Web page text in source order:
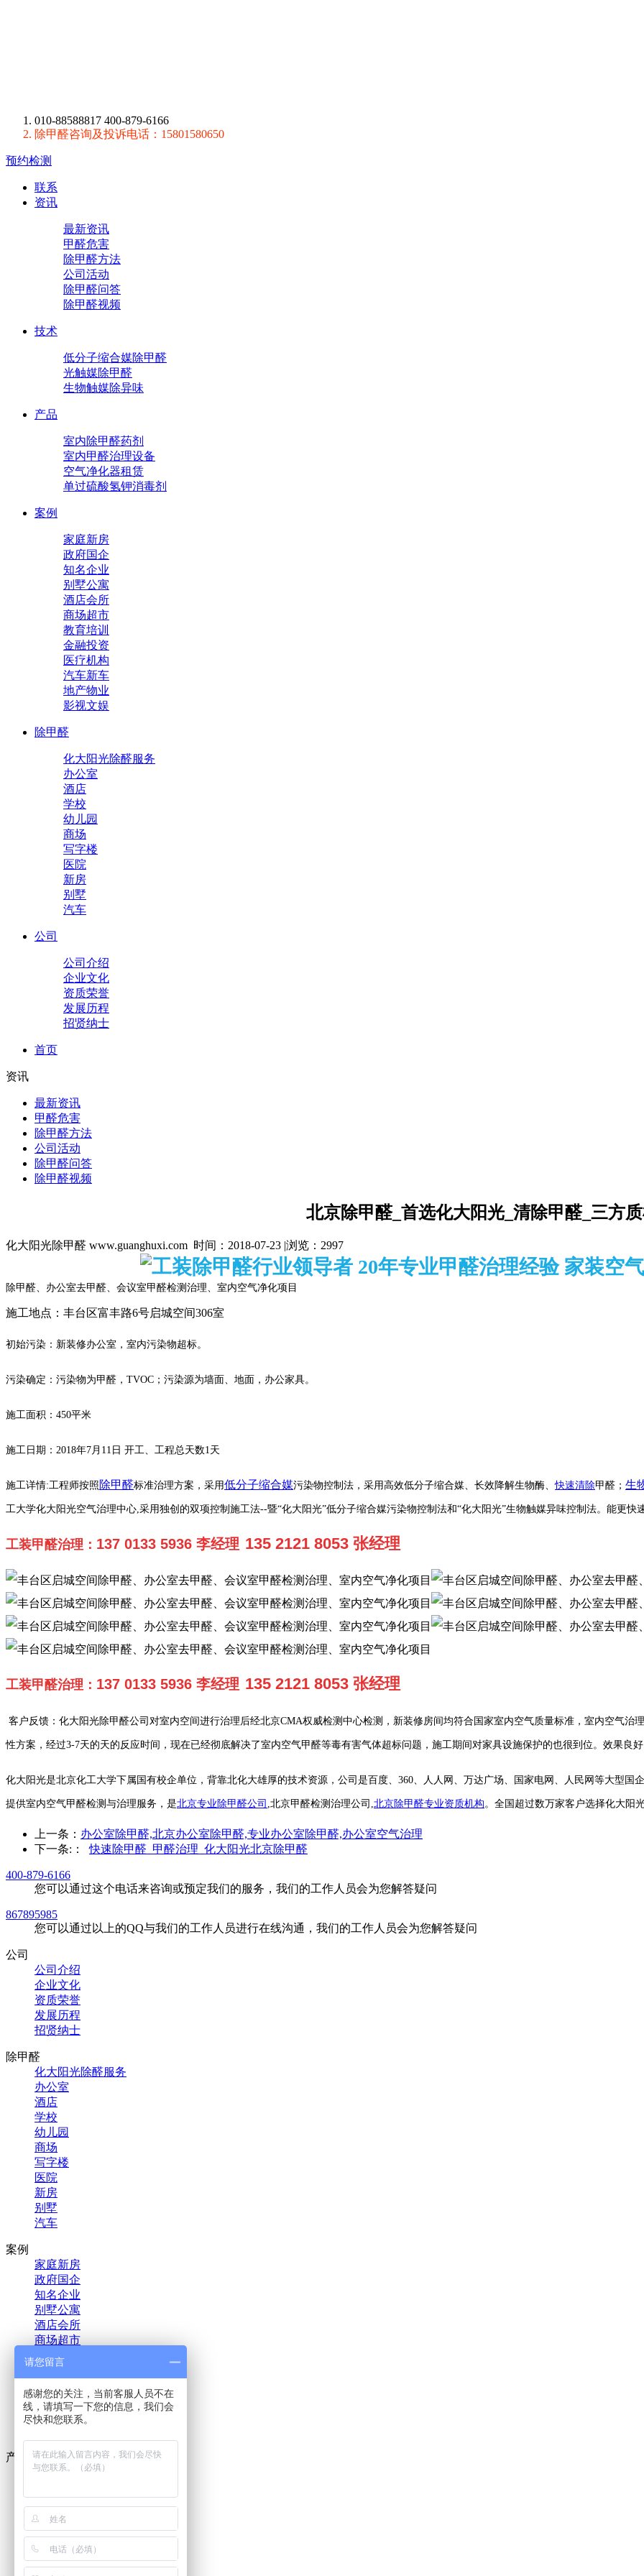
010-88588817 400-879-6166
除甲醛咨询及投诉电话：15801580650
预约检测
联系
资讯
最新资讯
甲醛危害
除甲醛方法
公司活动
除甲醛问答
除甲醛视频
技术
低分子缩合媒除甲醛
光触媒除甲醛
生物触媒除异味
产品
室内除甲醛药剂
室内甲醛治理设备
空气净化器租赁
单过硫酸氢钾消毒剂
案例
家庭新房
政府国企
知名企业
别墅公寓
酒店会所
商场超市
教育培训
金融投资
医疗机构
汽车新车
地产物业
影视文娱
除甲醛
化大阳光除醛服务
办公室
酒店
学校
幼儿园
商场
写字楼
医院
新房
别墅
汽车
公司
公司介绍
企业文化
资质荣誉
发展历程
招贤纳士
首页
资讯
最新资讯
甲醛危害
除甲醛方法
公司活动
除甲醛问答
除甲醛视频
北京除甲醛_首选化大阳光_清除甲醛_三方
化大阳光除甲醛 www.guanghuxi.com 时间：2018-07-23 |浏览：2997
除甲醛、办公室去甲醛、会议室甲醛检测治理、室内空气净化项目
施工地点：丰台区富丰路6号启城空间306室
初始污染：新装修办公室，室内污染物超标。
污染确定：污染物为甲醛，TVOC；污染源为墙面、地面，办公家具。
施工面积：450平米
施工日期：2018年7月11日 开工、工程总天数1天
施工详情:工程师按照 除甲醛标准治理方案，采用低分子缩合媒污染物控制法，采用高效低分子缩合媒、长效降解生物酶、快速清除甲醛； 生
工大学化大阳光空气治理中心,采用独创的双项控制施工法--暨“化大阳光”低分子缩合媒污染物控制法和“化大阳光”生物触媒异味控制法。能更
工装甲醛治理 ： 137 0133 5936 李经理 135 2121 8053 张经理
工装甲醛治理 ： 137 0133 5936 李经理 135 2121 8053 张经理
客户反馈：化大阳光除甲醛公司对室内空间进行治理后经北京CMA权威检测中心检测，新装修房间均符合国家室内空气质量标准，室内空气
性方案，经过3-7天的天的反应时间，现在已经彻底解决了室内空气甲醛等毒有害气体超标问题，施工期间对家具设施保护的也很到位。效果良
化大阳光是北京化工大学下属国有校企单位，背靠北化大雄厚的技术资源，公司是百度、360、人人网、万达广场、国家电网、人民网等大型
提供室内空气甲醛检测与治理服务，是北京专业除甲醛公司 ,北京甲醛检测治理公司, 北京除甲醛专业资质机构 。全国超过数万家客户选择化大阳
上一条： 办公室除甲醛,北京办公室除甲醛,专业办公室除甲醛,办公室空气治理
下一条: ：快速除甲醛_甲醛治理_化大阳光北京除甲醛
400-879-6166
您可以通过这个电话来咨询或预定我们的服务，我们的工作人员会为您解答疑问
867895985
您可以通过以上的QQ与我们的工作人员进行在线沟通，我们的工作人员会为您解答疑问
公司
公司介绍
企业文化
资质荣誉
发展历程
招贤纳士
除甲醛
化大阳光除醛服务
办公室
酒店
学校
幼儿园
商场
写字楼
医院
新房
别墅
汽车
案例
家庭新房
政府国企
知名企业
别墅公寓
酒店会所
商场超市
教育培训
金融投资
汽车新车
地产物业
产品
室内除甲醛药剂
单过硫酸氢钾消毒剂
请您留言
感谢您的关注，当前客服人员不在
线，请填写一下您的信息，我们会
尽快和您联系。